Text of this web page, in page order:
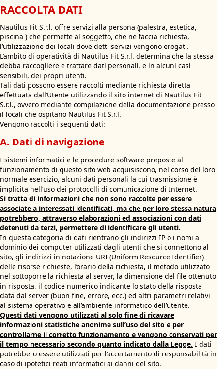
RACCOLTA DATI
Nautilus Fit S.r.l. offre servizi alla persona (palestra, estetica,
piscina ) che permette al soggetto, che ne faccia richiesta,
l’utilizzazione dei locali dove detti servizi vengono erogati.
L’ambito di operatività di Nautilus Fit S.r.l. determina che la stessa
debba raccogliere e trattare dati personali, e in alcuni casi
sensibili, dei propri utenti.
Tali dati possono essere raccolti mediante richiesta diretta
effettuata dall’Utente utilizzando il sito internet di Nautilus Fit
S.r.l., ovvero mediante compilazione della documentazione presso
il locali che ospitano Nautilus Fit S.r.l.
Vengono raccolti i seguenti dati:
A. Dati di navigazione
I sistemi informatici e le procedure software preposte al
funzionamento di questo sito web acquisiscono, nel corso del loro
normale esercizio, alcuni dati personali la cui trasmissione è
implicita nell’uso dei protocolli di comunicazione di Internet.
Si tratta di informazioni che non sono raccolte per essere
associate a interessati identificati, ma che per loro stessa natura
potrebbero, attraverso elaborazioni ed associazioni con dati
detenuti da terzi, permettere di identificare gli utenti.
In questa categoria di dati rientrano gli indirizzi IP o i nomi a
dominio dei computer utilizzati dagli utenti che si connettono al
sito, gli indirizzi in notazione URI (Uniform Resource Identifier)
delle risorse richieste, l’orario della richiesta, il metodo utilizzato
nel sottoporre la richiesta al server, la dimensione del file ottenuto
in risposta, il codice numerico indicante lo stato della risposta
data dal server (buon fine, errore, ecc.) ed altri parametri relativi
al sistema operativo e all’ambiente informatico dell’utente.
Questi dati vengono utilizzati al solo fine di ricavare
informazioni statistiche anonime sull’uso del sito e per
controllarne il corretto funzionamento e vengono conservati per
il tempo necessario secondo quanto indicato dalla Legge. I dati
potrebbero essere utilizzati per l’accertamento di responsabilità in
caso di ipotetici reati informatici ai danni del sito.